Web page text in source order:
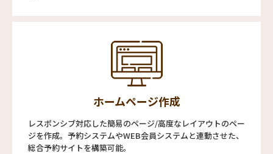
ホームページ作成
レスポンシブ対応した簡易のページ/高度なレイアウトのペー
ジを作成。予約システムやWEB会員システムと連動させた、
総合予約サイトを構築可能。